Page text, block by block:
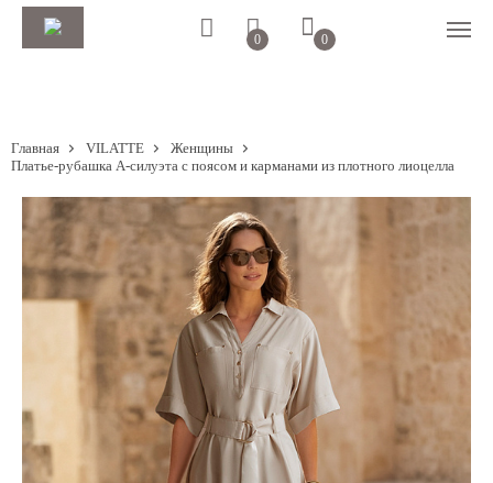
0 0
Главная VILATTE
Женщины
Платье-рубашка А-силуэта с поясом и карманами из плотного лиоцелла